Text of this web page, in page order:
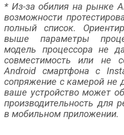
* Из-за обилия на рынке
возможности
полный список.
выше параметры
модель процессора не
совместимость или не
Android смартфона с
сопряжение с камерой не
ваше устройство может
производительность для
в мобильном приложении.